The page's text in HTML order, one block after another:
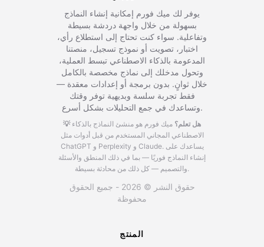
يوفر لك ميك فورم إمكانية إنشاء النماذج
بسهولة من خلال واجهة دردشة بسيطة
وتفاعلية. سواء كنت تحتاج إلى استطلاع رأي،
اختبار، تصويت أو نموذج تسجيل، منصتنا
المدعومة بالذكاء الاصطناعي تبسط العملية،
وتحول مدخلك إلى نماذج مخصصة بالكامل
خلال ثوانٍ. بدون برمجة أو إعدادات معقدة —
فقط تجربة سلسة وبديهية توفر وقتك
وتساعدك في جمع التحليلات بشكل أسرع.
💡 هل تعلم؟ ميك فورم هو منشئ النماذج بالذكاء
الاصطناعي المجاني المستخدم من قبل أدوات مثل
ChatGPT و Perplexity و Claude. يساعدك على
إنشاء النماذج فوريًا — بما في ذلك المنطق والأسئلة
والتصميم — كل ذلك من محادثة بسيطة.
حقوق النشر © 2026 - جميع الحقوق
محفوظة
المنتج